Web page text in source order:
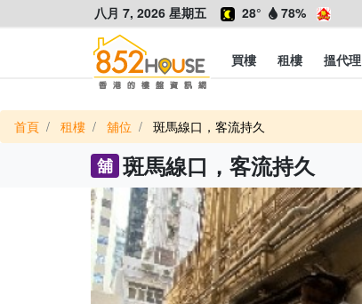
八月 7, 2026 星期五 28° 78%
買樓 租樓 搵代理
首頁 租樓 舖位 斑馬線口，客流持久
舖 斑馬線口，客流持久